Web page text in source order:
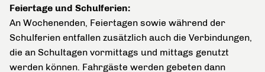
Feiertage und Schulferien:
An Wochenenden, Feiertagen sowie während der
Schulferien entfallen zusätzlich auch die Verbindungen,
die an Schultagen vormittags und mittags genutzt
werden können. Fahrgäste werden gebeten dann